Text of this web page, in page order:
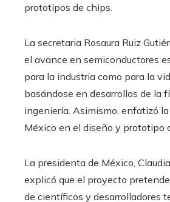
prototipos de chips.
La secretaria Rosaura Ruiz
el avance en semiconductores
para la industria como para la
basándose en desarrollos de la
ingeniería. Asimismo, enfatizó
México en el diseño y prototipo
La presidenta de México,
explicó que el proyecto
de científicos y desarrolladores